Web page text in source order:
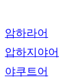
암하라어
압하지야어
야쿠트어